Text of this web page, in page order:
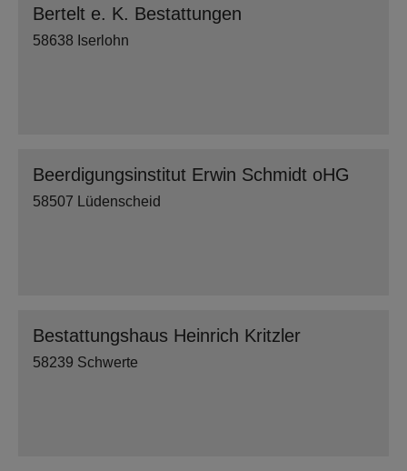
Bertelt e. K. Bestattungen
58638 Iserlohn
Beerdigungsinstitut Erwin Schmidt oHG
58507 Lüdenscheid
Bestattungshaus Heinrich Kritzler
58239 Schwerte